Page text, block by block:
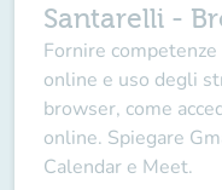
Santarelli -
Fornire
online e uso degli
browser, come
online. Spiegare
Calendar e Meet.